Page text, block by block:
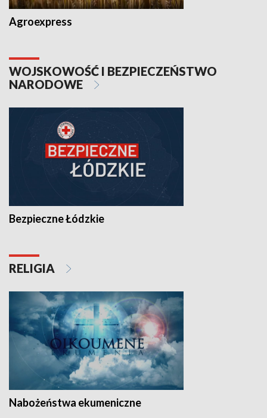
Agroexpress
WOJSKOWOŚĆ I BEZPIECZEŃSTWO
NARODOWE
Bezpieczne Łódzkie
RELIGIA
Nabożeństwa ekumeniczne